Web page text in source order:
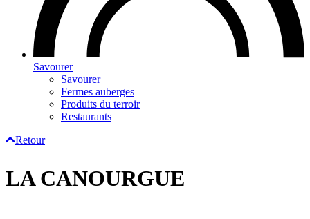
Savourer
Savourer
Fermes auberges
Produits du terroir
Restaurants
Retour
LA CANOURGUE